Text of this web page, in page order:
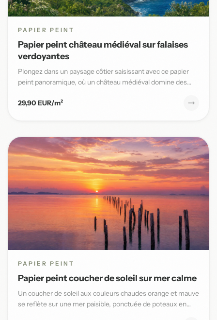
PAPIER PEINT
Papier peint château médiéval sur falaises
verdoyantes
Plongez dans un paysage côtier saisissant avec ce papier
peint panoramique, où un château médiéval domine des
29,90 EUR/m²
PAPIER PEINT
Papier peint coucher de soleil sur mer calme
Un coucher de soleil aux couleurs chaudes orange et mauve
se reflète sur une mer paisible, ponctuée de poteaux en